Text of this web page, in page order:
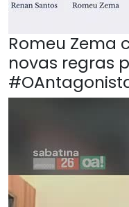
Romeu Zema
novas regras